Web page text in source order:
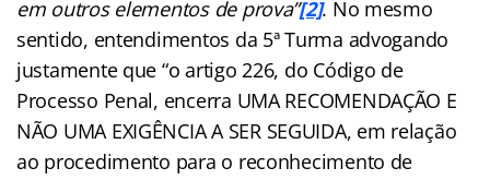
em outros elementos de prova”[2]. No mesmo
sentido, entendimentos da 5ª Turma advogando
justamente que “o artigo 226, do Código de
Processo Penal, encerra UMA RECOMENDAÇÃO E
NÃO UMA EXIGÊNCIA A SER SEGUIDA, em relação
ao procedimento para o reconhecimento de